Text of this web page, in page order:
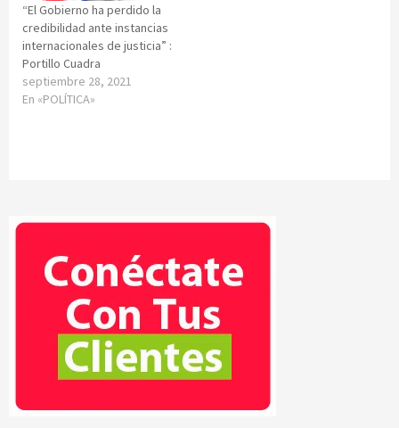
“El Gobierno ha perdido la
credibilidad ante instancias
internacionales de justicia” :
Portillo Cuadra
septiembre 28, 2021
En «POLÍTICA»